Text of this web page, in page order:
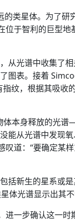
类星体。为了研
于智利的巨型地
从光谱中收集了
图表。接着
纹，根据其吸收
本身释放的光
能从光谱中发现
道：“要确定某
括新生的星系或
体光谱显示出其不
一步确认这一时